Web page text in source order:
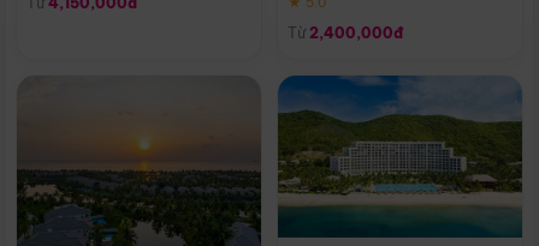
Từ 2,400,000đ